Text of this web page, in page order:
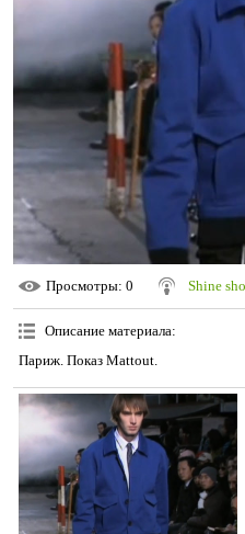
Просмотры: 0 Shine
Описание материала:
Париж. Показ Mattout.